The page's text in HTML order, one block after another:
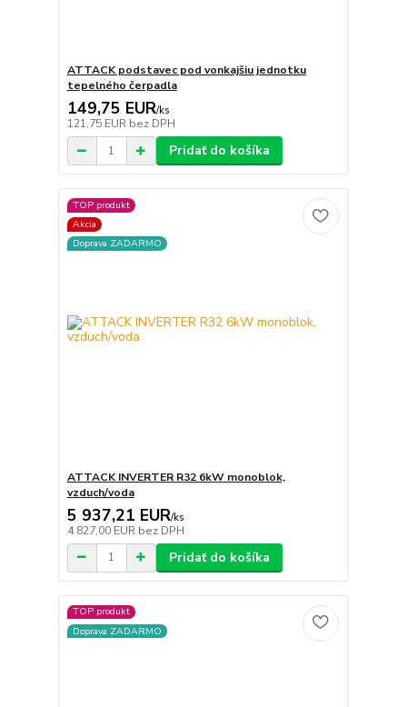
ATTACK podstavec pod vonkajšiu jednotku
tepelného čerpadla
149,75 EUR/ks
121,75 EUR bez DPH
Pridať do košíka
TOP produkt
Akcia
Doprava ZADARMO
ATTACK INVERTER R32 6kW monoblok,
vzduch/voda
5 937,21 EUR/ks
4 827,00 EUR bez DPH
Pridať do košíka
TOP produkt
Doprava ZADARMO